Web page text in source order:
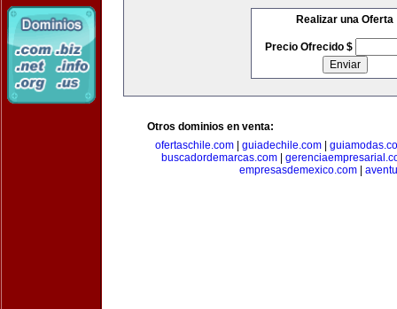
Realizar una Oferta
Precio Ofrecido $
Otros dominios en venta:
ofertaschile.com
guiadechile.com
buscadordemarcas.com|
empresasdemexico.com|